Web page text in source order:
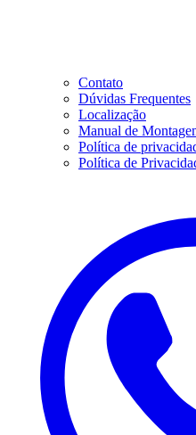
Contato
Dúvidas Frequentes
Localização
Manual de
Política de
Política de